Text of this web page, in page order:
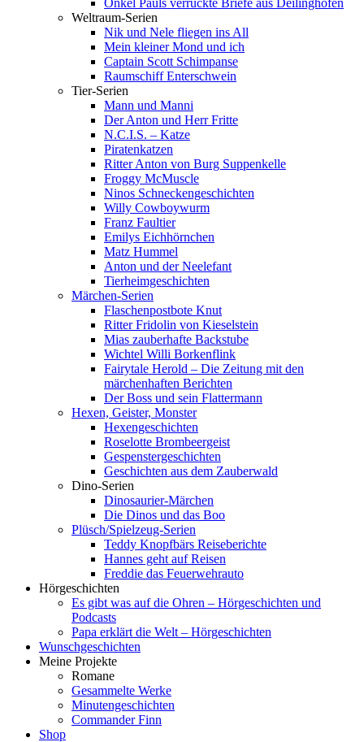
Onkel Pauls verrückte Briefe aus Deilinghofen
Weltraum-Serien
Nik und Nele fliegen ins All
Mein kleiner Mond und ich
Captain Scott Schimpanse
Raumschiff Enterschwein
Tier-Serien
Mann und Manni
Der Anton und Herr Fritte
N.C.I.S. – Katze
Piratenkatzen
Ritter Anton von Burg Suppenkelle
Froggy McMuscle
Ninos Schneckengeschichten
Willy Cowboywurm
Franz Faultier
Emilys Eichhörnchen
Matz Hummel
Anton und der Neelefant
Tierheimgeschichten
Märchen-Serien
Flaschenpostbote Knut
Ritter Fridolin von Kieselstein
Mias zauberhafte Backstube
Wichtel Willi Borkenflink
Fairytale Herold – Die Zeitung mit den
märchenhaften Berichten
Der Boss und sein Flattermann
Hexen, Geister, Monster
Hexengeschichten
Roselotte Brombeergeist
Gespenstergeschichten
Geschichten aus dem Zauberwald
Dino-Serien
Dinosaurier-Märchen
Die Dinos und das Boo
Plüsch/Spielzeug-Serien
Teddy Knopfbärs Reiseberichte
Hannes geht auf Reisen
Freddie das Feuerwehrauto
Hörgeschichten
Es gibt was auf die Ohren – Hörgeschichten und
Podcasts
Papa erklärt die Welt – Hörgeschichten
Wunschgeschichten
Meine Projekte
Romane
Gesammelte Werke
Minutengeschichten
Commander Finn
Shop